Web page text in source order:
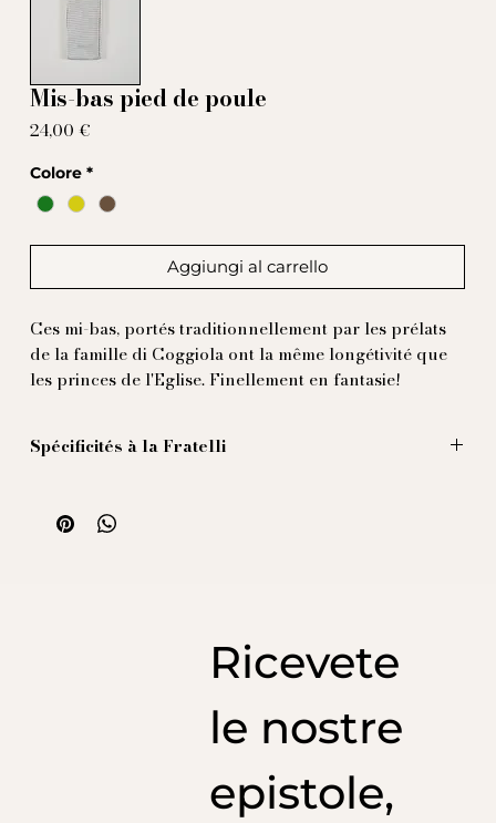
Mis-bas pied de poule
24,00 €
Colore *
Aggiungi al carrello
Ces mi-bas, portés traditionnellement par les prélats
de la famille di Coggiola ont la même longétivité que
les princes de l'Eglise. Finellement en fantasie!
Spécificités à la Fratelli
avec des fils de grande qualité 100% Ecosse. Pour
assurer solidité et bonne tenue, elles sont filées avec
Ricevete
le nostre
epistole,